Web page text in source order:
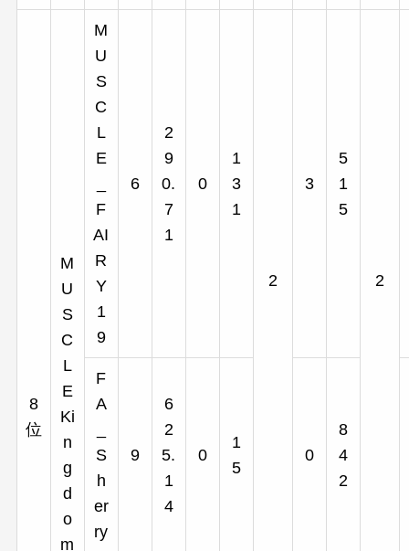
8
位
M
U
S
C
L
E
Ki
n
g
d
o
m
M
U
S
C
L
E
F
AI
R
Y
1
9
6
2
9
0.
7
1
0
1
3
1
2
3
5
1
5
2
F
A
S
h
er
ry
9
6
2
5.
1
4
0
1
5
0
8
4
2